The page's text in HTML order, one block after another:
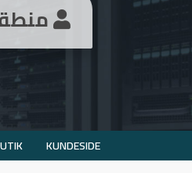
KUNDESIDE